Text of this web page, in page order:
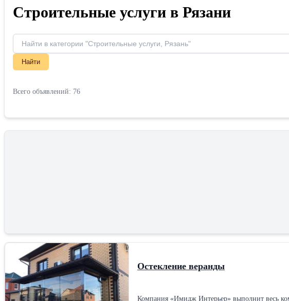
Строительные услуги в Рязани
Найти
Всего объявлений: 76
Остекление веранды
Компания «Имидж Интерьер» выполнит весь